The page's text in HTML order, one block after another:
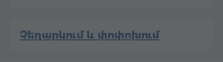
Չեղարկում և փոփոխում